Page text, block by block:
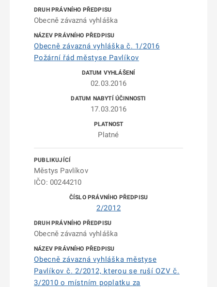
Obecně závazná vyhláška
Obecně závazná vyhláška č. 1/2016
Požární řád městyse Pavlíkov
02.03.2016
17.03.2016
Platné
Městys Pavlíkov
IČO: 00244210
2/2012
Obecně závazná vyhláška
Obecně závazná vyhláška městyse
Pavlíkov č. 2/2012, kterou se ruší OZV č.
3/2010 o místním poplatku za